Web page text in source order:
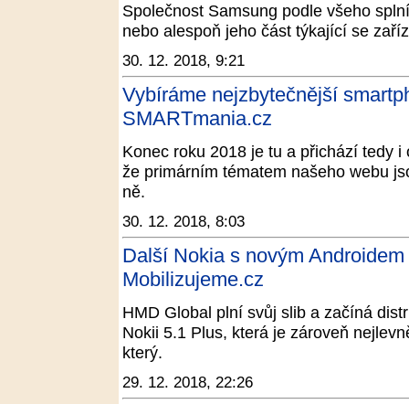
Společnost Samsung podle všeho
nebo alespoň jeho část týkající se
30. 12. 2018, 9:21
Vybíráme nejzbytečnější
SMARTmania.cz
Konec roku 2018 je tu a přichází tedy
že primárním tématem našeho webu
ně.
30. 12. 2018, 8:03
Další Nokia s novým
Mobilizujeme.cz
HMD Global plní svůj slib a začíná
Nokii 5.1 Plus, která je zároveň
který.
29. 12. 2018, 22:26